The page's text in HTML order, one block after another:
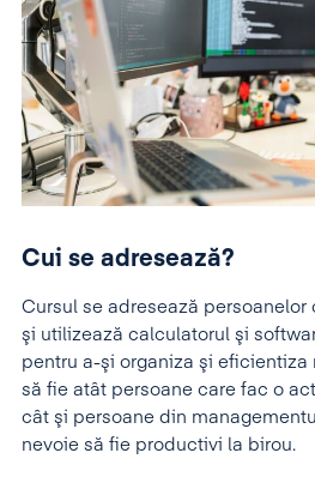
Cui se adresează?
Cursul se adresează persoanelor
şi utilizează calculatorul şi
pentru a-şi organiza şi eficientiza
să fie atât persoane care fac o
cât şi persoane din
nevoie să fie productivi la birou.